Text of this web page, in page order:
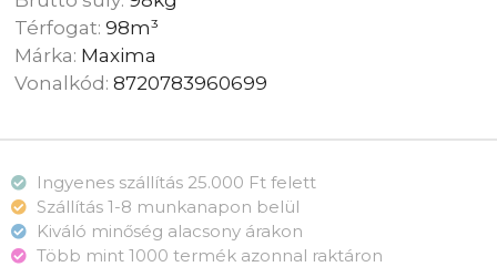
Térfogat:98m³
Márka: Maxima
Vonalkód:8720783960699
Ingyenes szállítás 25.000 Ft felett
Szállítás 1-8 munkanapon belül
Kiváló minőség alacsony árakon
Több mint 1000 termék azonnal raktáron